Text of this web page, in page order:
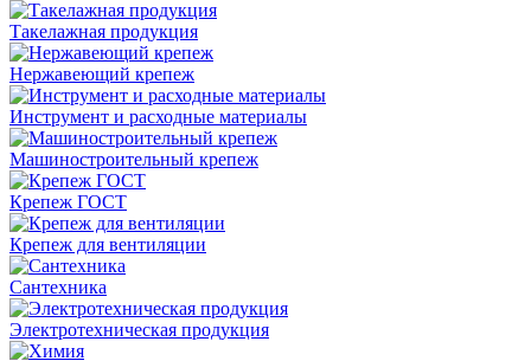
Такелажная продукция
Нержавеющий крепеж
Инструмент и расходные материалы
Машиностроительный крепеж
Крепеж ГОСТ
Крепеж для вентиляции
Сантехника
Электротехническая продукция